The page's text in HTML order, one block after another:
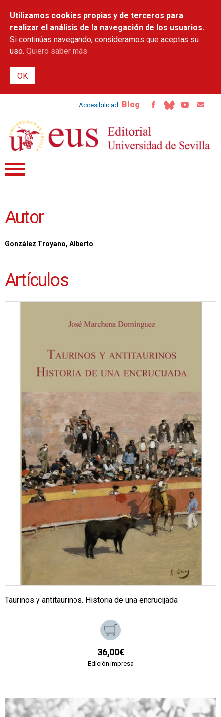
contenido
principal
Utilizamos cookies propias y de terceros para
realizar el análisis de la navegación de los usuarios.
Si continúas navegando, consideramos que aceptas su
uso. Quiero saber más
Accesibilidad Blog
Autor
González Troyano, Alberto
Artículos
Taurinos y antitaurinos. Historia de una encrucijada
36,00€
Edición impresa